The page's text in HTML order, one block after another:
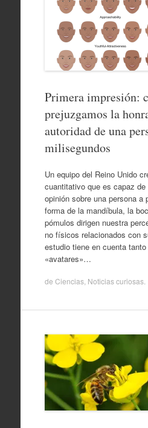
Primera impresión:
prejuzgamos la
autoridad de una
milisegundos
Un equipo del Reino Unido
cuantitativo que es capaz de
opinión sobre una persona a
forma de la mandíbula, la
pómulos dirigen nuestra
no físicos relacionados con
estudio tiene en cuenta
«avatares»…
de Ciencias, Noticias curiosas.